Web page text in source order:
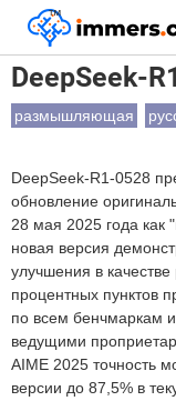
™
Главная Модели
DeepSeek-
размышляющая
DeepSeek-R1-0528
обновление
28 мая 2025 года
новая версия
улучшения в
процентных пунктов
по всем бенчмаркам
ведущими
AIME 2025 точность
версии до 87,5% в